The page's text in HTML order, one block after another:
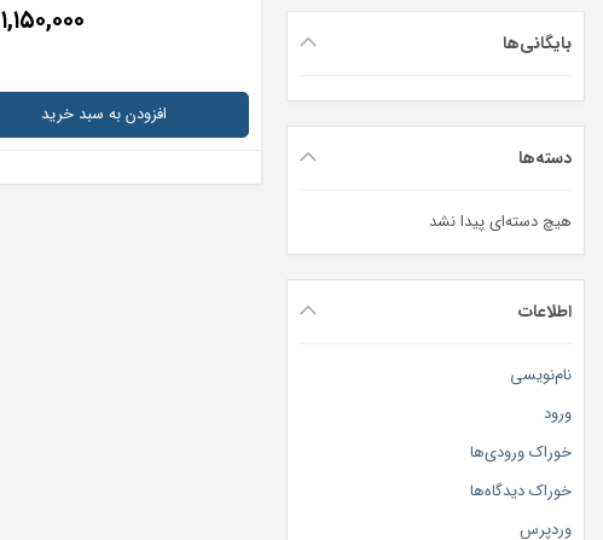
نوار فایبر
بلیچینگ
عکسبرداری
کامپوزیت
گلاس و لاینر
سایر محصولات
مواد و ابزار های عمومی دندانپزشکی
بایگانی‌ها
دسته‌ها
هیچ دسته‌ای پیدا نشد
اطلاعات
نام‌نویسی
ورود
خوراک ورودی‌ها
خوراک دیدگاه‌ها
وردپرس
۱,۱۵۰,۰۰۰
افزودن به سبد خرید